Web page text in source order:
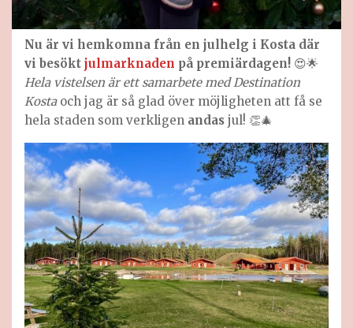
Nu är vi hemkomna från en julhelg i Kosta där
vi besökt julmarknaden på premiärdagen! 😍🌟
Hela vistelsen är ett samarbete med Destination
Kostaoch jag är så glad över möjligheten att få se
hela staden som verkligen andas jul! 👏🎄